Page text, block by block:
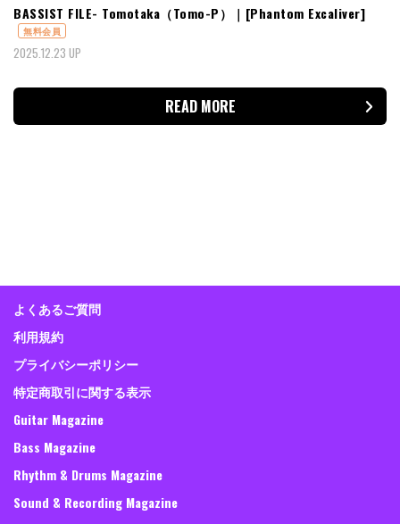
BASSIST FILE- Tomotaka（Tomo-P）｜[Phantom Excaliver]
無料会員
2025.12.23 UP
READ MORE
よくあるご質問
利用規約
プライバシーポリシー
特定商取引に関する表示
Guitar Magazine
Bass Magazine
Rhythm & Drums Magazine
Sound & Recording Magazine